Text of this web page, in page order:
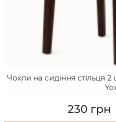
Чохли на сидіння стільця
230 грн